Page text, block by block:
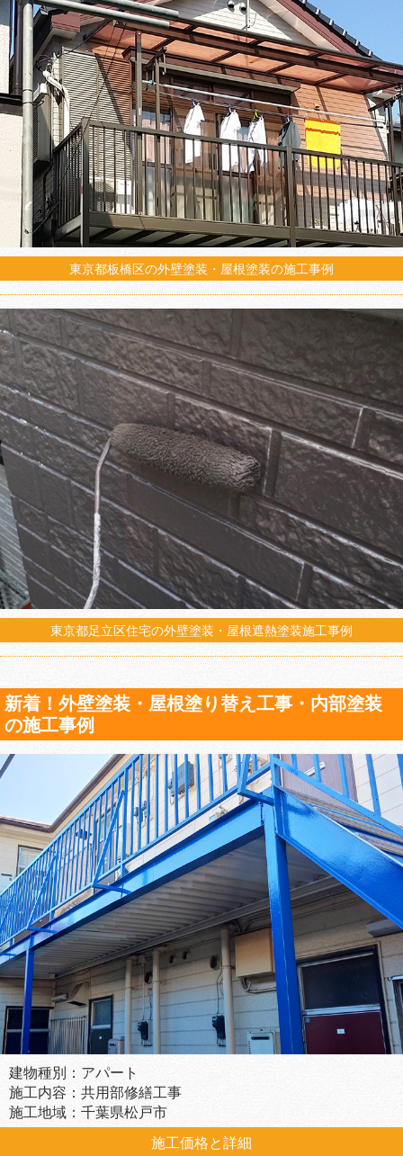
東京都板橋区の外壁塗装・屋根塗装の施工事例
東京都足立区住宅の外壁塗装・屋根遮熱塗装施工事例
新着！外壁塗装・屋根塗り替え工事・内部塗装
の施工事例
建物種別：アパート
施工内容：共用部修繕工事
施工地域：千葉県松戸市
施工価格と詳細